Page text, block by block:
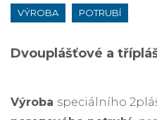
VÝROBA POTRUBÍ
Dvouplášťové a
Výroba speciálního